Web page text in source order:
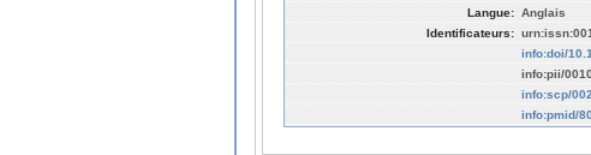
Langue: Anglais
Identificateurs:
info:doi/
info:pii/
info:scp/
info:pmid/